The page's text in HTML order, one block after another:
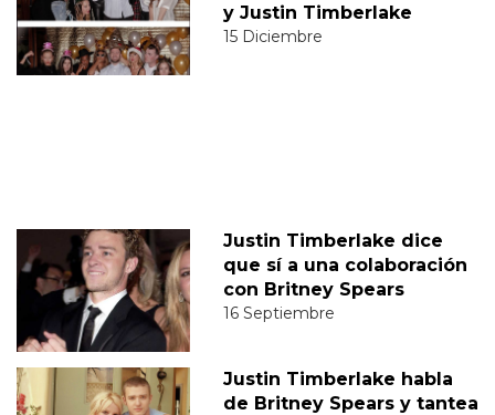
y Justin Timberlake
15 Diciembre
Justin Timberlake dice
que sí a una colaboración
con Britney Spears
16 Septiembre
Justin Timberlake habla
de Britney Spears y tantea